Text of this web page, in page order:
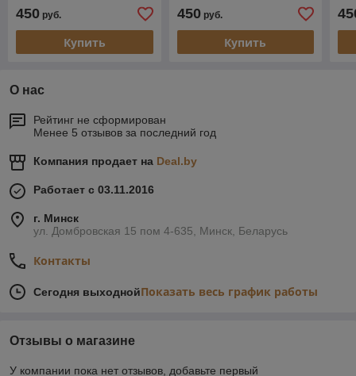
450 руб.
Купить
450руб.
Купить
О нас
Рейтинг не сформирован
Менее 5 отзывов за последний год
Компания продает на Deal.by
Работает с 03.11.2016
г. Минск
ул. Домбровская 15 пом 4-635, Минск, Беларусь
Контакты
Сегодня выходнойПоказать весь график работы
Отзывы о магазине
У компании пока нет отзывов, добавьте первый